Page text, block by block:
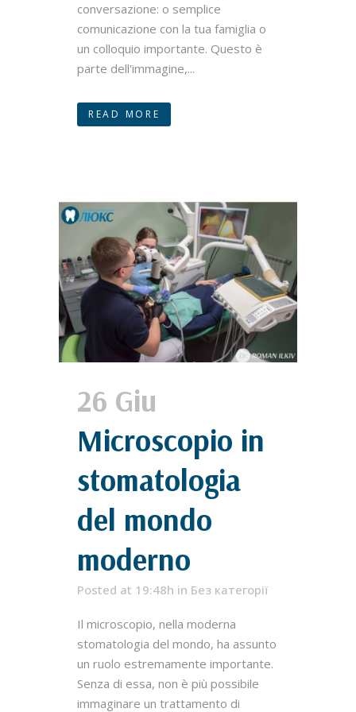
conversazione: o semplice
comunicazione con la tua famiglia o
un colloquio importante. Questo è
parte dell'immagine,...
READ MORE
26 Giu
Microscopio in
stomatologia
del mondo
moderno
Posted at 19:48h in Без категорії
Il microscopio, nella moderna
stomatologia del mondo, ha assunto
un ruolo estremamente importante.
Senza di essa, non è più possibile
immaginare un trattamento di